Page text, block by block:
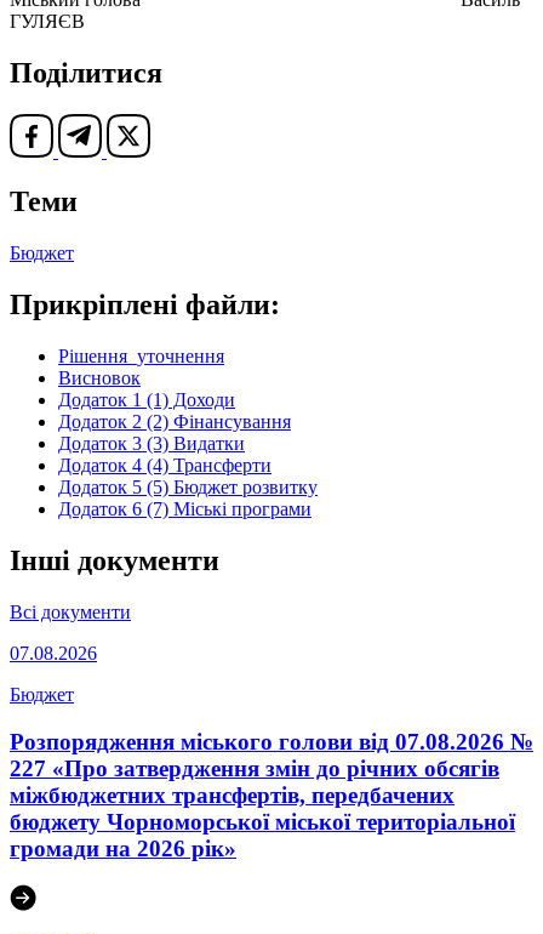
ГУЛЯЄВ
Поділитися
Теми
Бюджет
Прикріплені файли:
Рiшення_уточнення
Висновок
Додаток 1 (1) Доходи
Додаток 2 (2) Фінансування
Додаток 3 (3) Видатки
Додаток 4 (4) Трансферти
Додаток 5 (5) Бюджет розвитку
Додаток 6 (7) Міські програми
Інші документи
Всі документи
07.08.2026
Бюджет
Розпорядження міського голови від 07.08.2026 №
227 «Про затвердження змін до річних обсягів
міжбюджетних трансфертів, передбачених
бюджету Чорноморської міської територіальної
громади на 2026 рік»